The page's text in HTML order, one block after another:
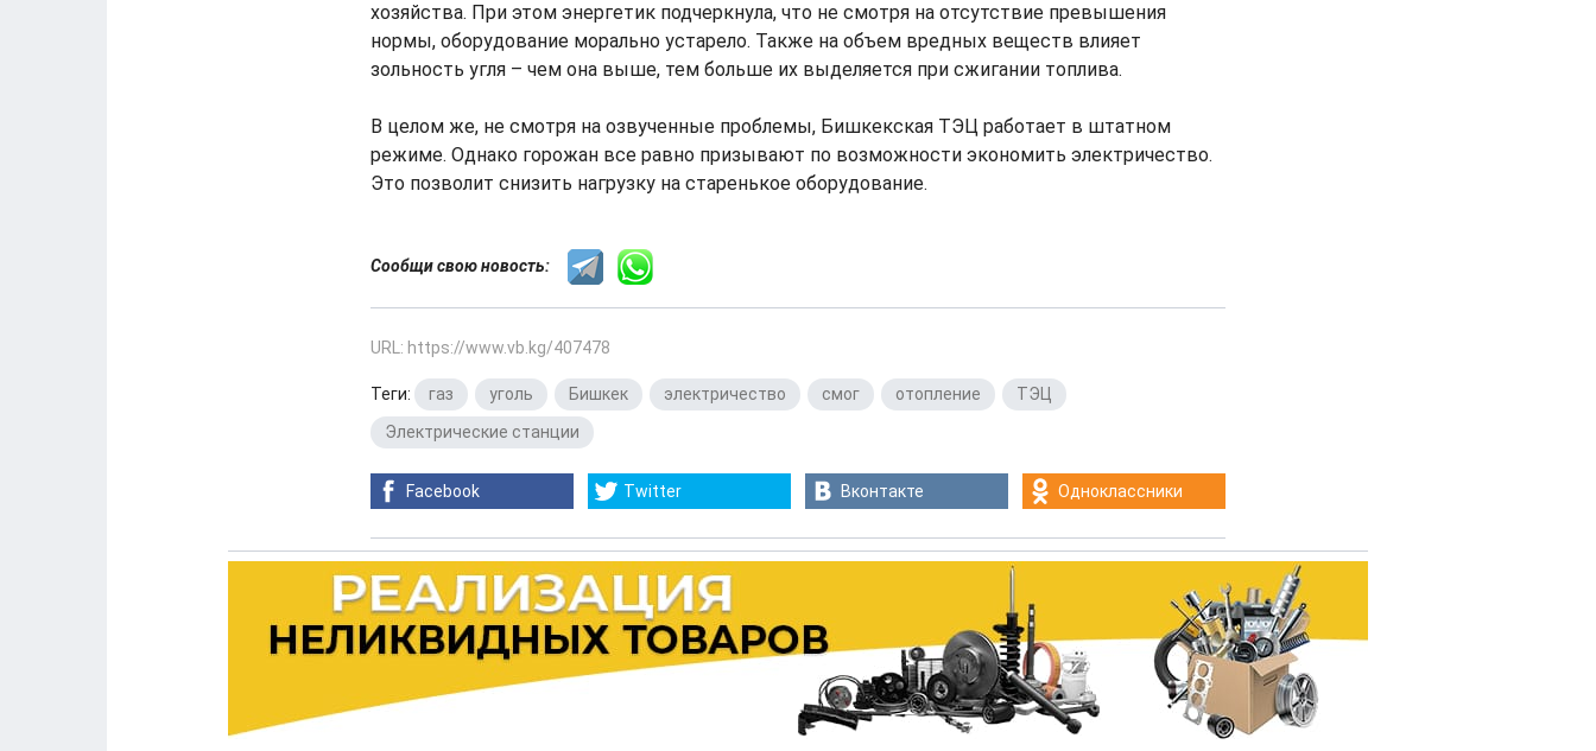
хозяйства. При этом энергетик подчеркнула, что не смотря на отсутствие превышения
нормы, оборудование морально устарело. Также на объем вредных веществ влияет
зольность угля – чем она выше, тем больше их выделяется при сжигании топлива.
В целом же, не смотря на озвученные проблемы, Бишкекская ТЭЦ работает в штатном
режиме. Однако горожан все равно призывают по возможности экономить электричество.
Это позволит снизить нагрузку на старенькое оборудование.
Сообщи свою новость:
URL: https://www.vb.kg/407478
Теги: газ уголь Бишкек электричество смог отопление ТЭЦ
Электрические станции
Facebook Twitter Вконтакте Одноклассники